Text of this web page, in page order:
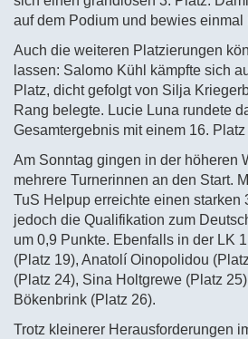
auf dem Podium und bewies einmal
Auch die weiteren Platzierungen
lassen: Salomo Kühl kämpfte sich
Platz, dicht gefolgt von Silja
Rang belegte. Lucie Luna rundete
Gesamtergebnis mit einem 16. Platz
Am Sonntag gingen in der höheren
mehrere Turnerinnen an den Start.
TuS Helpup erreichte einen starken
jedoch die Qualifikation zum
um 0,9 Punkte. Ebenfalls in der LK
(Platz 19), Anatolí Oinopolidou
(Platz 24), Sina Holtgrewe (Platz
Bökenbrink (Platz 26).
Trotz kleinerer Herausforderungen